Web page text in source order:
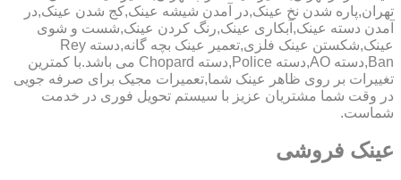
تهران,پاره شدن نخ عینک,در آمدن شیشه عینک,کج شدن عینک,در
آمدن دسته عینک,آبکاری عینک,رنگ کردن عینک,شست و شوی
عینک,شکستن عینک فلزی,تعمیر عینک بچه گانه,دسته Rey
Ban,دسته AO,دسته Police,دسته Chopard می باشد.با کمترین
تغییرات بر روی ظاهر عینک شما,تعمیرات مجیک برای صرفه جویی
در وقت شما مشتریان عزیز با سیستم تحویل فوری در خدمت
شماست.
عینک فروشی